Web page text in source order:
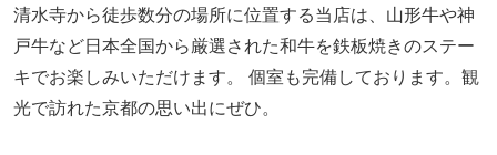
清水寺から徒歩数分の場所に位置する当店は、山形牛や神
戸牛など日本全国から厳選された和牛を鉄板焼きのステー
キでお楽しみいただけます。 個室も完備しております。観
光で訪れた京都の思い出にぜひ。